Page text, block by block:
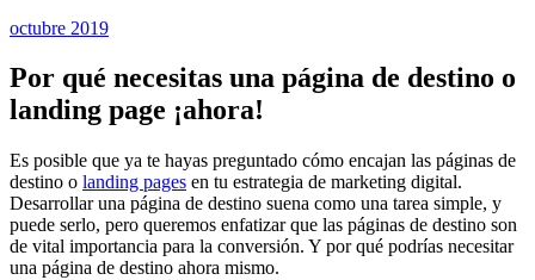
octubre 2019
Por qué necesitas una página de destino o
landing page ¡ahora!
Es posible que ya te hayas preguntado cómo encajan las páginas de
destino o landing pages en tu estrategia de marketing digital.
Desarrollar una página de destino suena como una tarea simple, y
puede serlo, pero queremos enfatizar que las páginas de destino son
de vital importancia para la conversión. Y por qué podrías necesitar
una página de destino ahora mismo.